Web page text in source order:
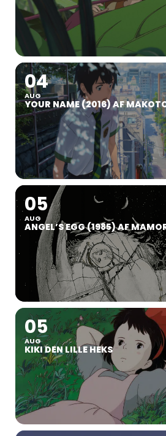
04
AUG
YOUR NAME (2016) AF
05
AUG
ANGEL’S EGG (1985) AF
05
AUG
KIKI DEN LILLE HEKS